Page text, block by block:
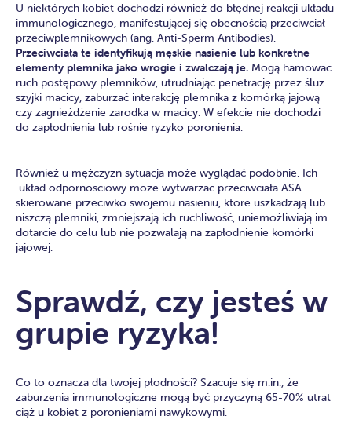
U niektórych kobiet dochodzi również do błędnej reakcji układu
immunologicznego, manifestującej się obecnością przeciwciał
przeciwplemnikowych (ang. Anti-Sperm Antibodies).
Przeciwciała te identyfikują męskie nasienie lub konkretne
elementy plemnika jako wrogie i zwalczają je. Mogą hamować
ruch postępowy plemników, utrudniając penetrację przez śluz
szyjki macicy, zaburzać interakcję plemnika z komórką jajową
czy zagnieżdżenie zarodka w macicy. W efekcie nie dochodzi
do zapłodnienia lub rośnie ryzyko poronienia.
Również u mężczyzn sytuacja może wyglądać podobnie. Ich
układ odpornościowy może wytwarzać przeciwciała ASA
skierowane przeciwko swojemu nasieniu, które uszkadzają lub
niszczą plemniki, zmniejszają ich ruchliwość, uniemożliwiają im
dotarcie do celu lub nie pozwalają na zapłodnienie komórki
jajowej.
Sprawdź, czy jesteś w
grupie ryzyka!
Co to oznacza dla twojej płodności? Szacuje się m.in., że
zaburzenia immunologiczne mogą być przyczyną 65-70% utrat
ciąż u kobiet z poronieniami nawykowymi.